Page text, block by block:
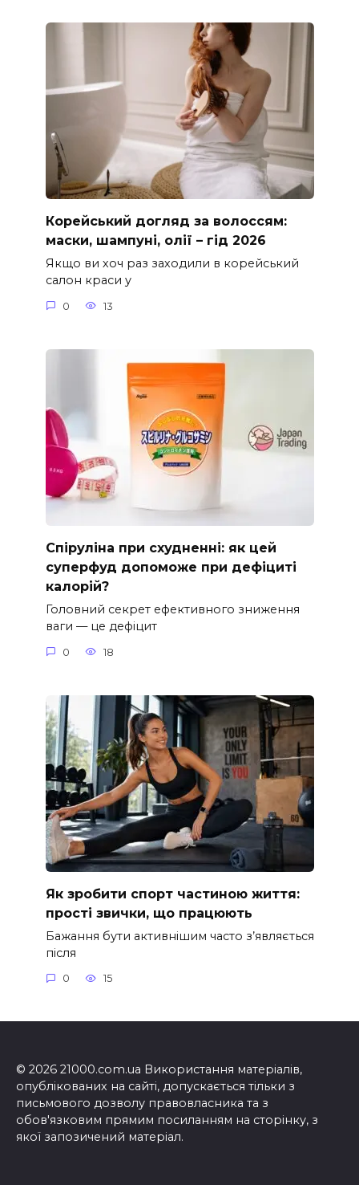
Корейський догляд за волоссям:
маски, шампуні, олії – гід 2026
Якщо ви хоч раз заходили в корейський
салон краси у
0 13
Спіруліна при схудненні: як цей
суперфуд допоможе при дефіциті
калорій?
Головний секрет ефективного зниження
ваги — це дефіцит
0 18
Як зробити спорт частиною життя:
прості звички, що працюють
Бажання бути активнішим часто з’являється
після
0 15
© 2026 21000.com.ua Використання матеріалів,
опублікованих на сайті, допускається тільки з
письмового дозволу правовласника та з
обов'язковим прямим посиланням на сторінку, з
якої запозичений матеріал.